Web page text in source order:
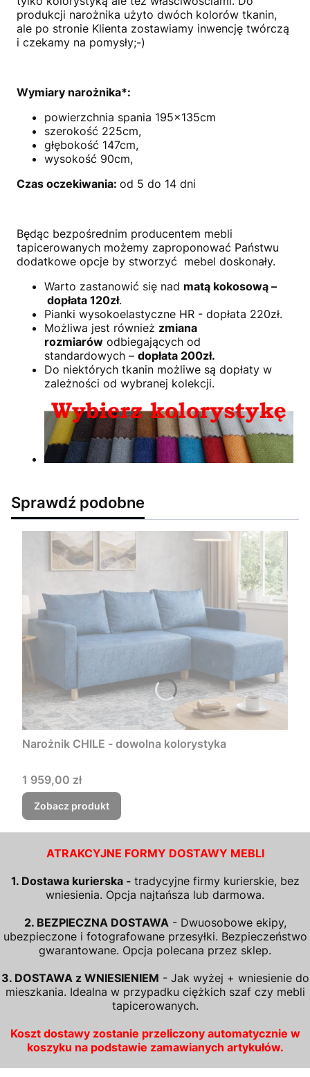
produkcji narożnika użyto dwóch kolorów tkanin,
ale po stronie Klienta zostawiamy inwencję twórczą
i czekamy na pomysły;-)
Wymiary narożnika*:
powierzchnia spania 195x135cm
szerokość 225cm,
głębokość 147cm,
wysokość 90cm,
Czas oczekiwania: od 5 do 14 dni
Będąc bezpośrednim producentem mebli
tapicerowanych możemy zaproponować Państwu
dodatkowe opcje by stworzyć mebel doskonały.
Warto zastanowić się nad matą kokosową –
dopłata 120zł.
Pianki wysokoelastyczne HR - dopłata 220zł.
Możliwa jest również zmiana
rozmiarów odbiegających od
standardowych – dopłata 200zł.
Do niektórych tkanin możliwe są dopłaty w
zależności od wybranej kolekcji.
Sprawdź podobne
Narożnik CHILE - dowolna kolorystyka
Cena
1 959,00 zł
Zobacz produkt
ATRAKCYJNE FORMY DOSTAWY MEBLI
1. Dostawa kurierska - tradycyjne firmy kurierskie, bez
wniesienia. Opcja najtańsza lub darmowa.
2. BEZPIECZNA DOSTAWA - Dwuosobowe ekipy,
ubezpieczone i fotografowane przesyłki. Bezpieczeństwo
gwarantowane. Opcja polecana przez sklep.
3. DOSTAWA z WNIESIENIEM - Jak wyżej + wniesienie do
mieszkania. Idealna w przypadku ciężkich szaf czy mebli
tapicerowanych.
Koszt dostawy zostanie przeliczony automatycznie w
koszyku na podstawie zamawianych artykułów.